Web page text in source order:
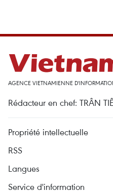
AGENCE VIETNAMIENNE
Rédacteur en chef: TRÂN
Propriété intellectuelle
RSS
Langues
Service d'information